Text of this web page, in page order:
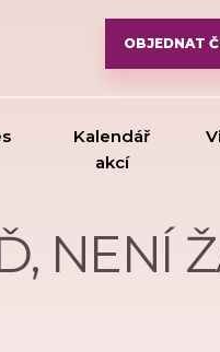
OBJEDNAT
Kalendář
akcí
NENÍ